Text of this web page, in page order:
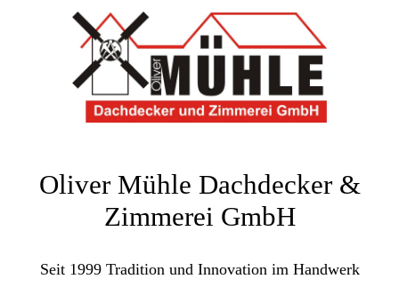
Oliver Mühle Dachdecker &
Zimmerei GmbH
Seit 1999 Tradition und Innovation im Handwerk